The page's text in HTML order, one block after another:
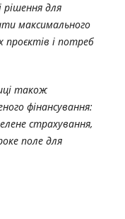
для
максимального
проєктів і потреб
також
фінансування:
страхування,
поле для